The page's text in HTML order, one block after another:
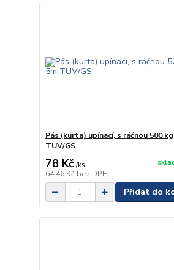
Pás (kurta) upínací, s ráčnou 500
TUV/GS
78 Kč /ks
64,46 Kč bez DPH
Přidat do